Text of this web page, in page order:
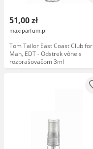
51,00 zł
maxiparfum.pl
Tom Tailor East Coast Club for
Man, EDT - Odstrek vône s
rozprašovačom 3ml